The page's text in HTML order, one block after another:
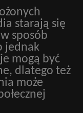
starają się
sposób
jednak
mogą być
dlatego też
może